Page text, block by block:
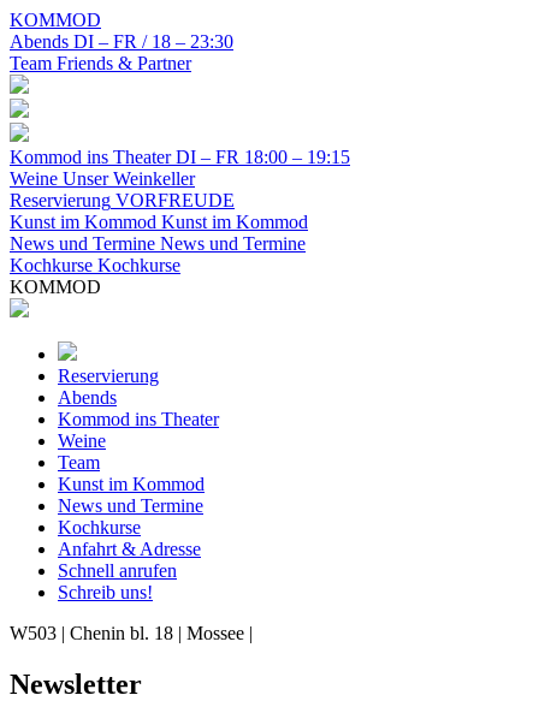
KOMMOD
Abends DI – FR / 18 – 23:30
Team Friends & Partner
Kommod ins Theater DI – FR 18:00 – 19:15
Weine Unser Weinkeller
Reservierung VORFREUDE
Kunst im Kommod Kunst im Kommod
News und Termine News und Termine
Kochkurse Kochkurse
KOMMOD
Reservierung
Abends
Kommod ins Theater
Weine
Team
Kunst im Kommod
News und Termine
Kochkurse
Anfahrt & Adresse
Schnell anrufen
Schreib uns!
W503 | Chenin bl. 18 | Mossee |
Newsletter